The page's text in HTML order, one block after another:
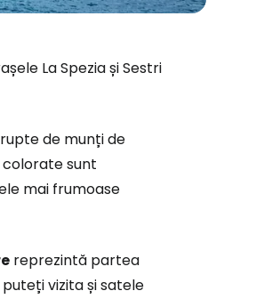
La Spezia și Sestri
de munți de
colorate sunt
mai frumoase
reprezintă partea
vizita și satele